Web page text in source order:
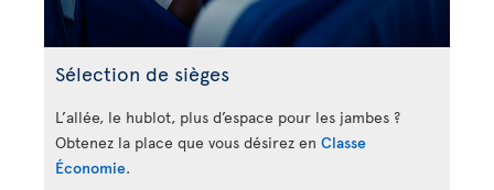
Sélection de sièges
L’allée, le hublot, plus d’espace pour les jambes ?
Obtenez la place que vous désirez en Classe
Économie.